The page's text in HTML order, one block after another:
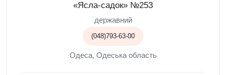
«Ясла-садок» №253
державний
(048)793-63-00
Одеса, Одеська область